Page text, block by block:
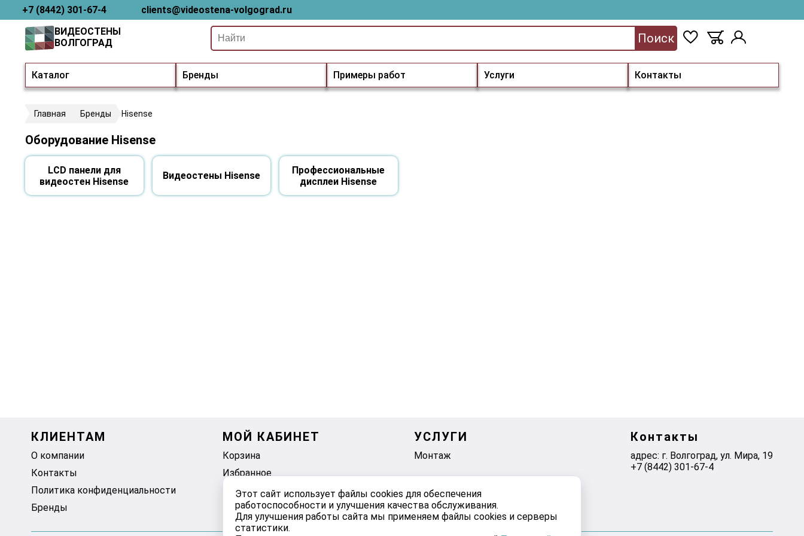
Этот сайт использует файлы cookies для обеспечения
работоспособности и улучшения качества обслуживания.
Для улучшения работы сайта мы применяем файлы cookies и серверы
статистики.
+7 (8442) 301-67-4 clients@videostena-volgograd.ru
Каталог Бренды Примеры работ Услуги Контакты
ВИДЕОСТЕНЫ
ВОЛГОГРАД
Поиск
Главная Бренды Hisense
Оборудование Hisense
LCD панели для
видеостен Hisense
Видеостены Hisense
Профессиональные
дисплеи Hisense
КЛИЕНТАМ
О компании
Контакты
Политика конфиденциальности
Бренды
МОЙ КАБИНЕТ
Корзина
Избранное
УСЛУГИ
Монтаж
Контакты
адрес: г. Волгоград, ул. ​Мира, 19
+7 (8442) 301-67-4